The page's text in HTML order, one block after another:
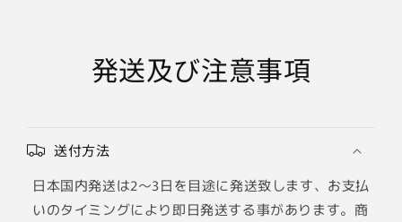
発送及び注意事項
送付方法
日本国内発送は2～3日を目途に発送致します、お支払
いのタイミングにより即日発送する事があります。商